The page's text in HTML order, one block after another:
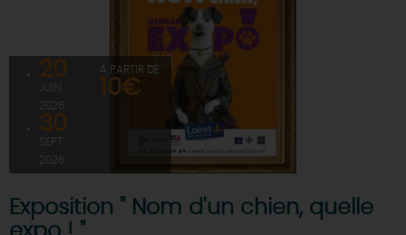
20
2026
30
SEPT
2026
À PARTIR DE
10€
Exposition " Nom d'un chien, quelle